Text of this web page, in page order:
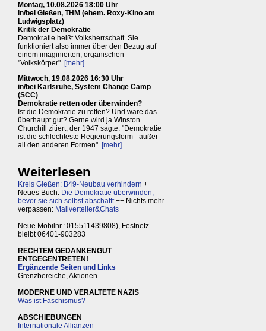
Montag, 10.08.2026 18:00 Uhr
in/bei Gießen, THM (ehem. Roxy-Kino am
Ludwigsplatz)
Kritik der Demokratie
Demokratie heißt Volksherrschaft. Sie
funktioniert also immer über den Bezug auf
einem imaginierten, organischen
"Volkskörper". [mehr]
Mittwoch, 19.08.2026 16:30 Uhr
in/bei Karlsruhe, System Change Camp
(SCC)
Demokratie retten oder überwinden?
Ist die Demokratie zu retten? Und wäre das
überhaupt gut? Gerne wird ja Winston
Churchill zitiert, der 1947 sagte: "Demokratie
ist die schlechteste Regierungsform - außer
all den anderen Formen". [mehr]
Weiterlesen
Kreis Gießen: B49-Neubau verhindern ++
Neues Buch: Die Demokratie überwinden,
bevor sie sich selbst abschafft++ Nichts mehr
verpassen: Mailverteiler&Chats
Neue Mobilnr.: 015511439808), Festnetz
bleibt 06401-903283
RECHTEM GEDANKENGUT
ENTGEGENTRETEN!
Ergänzende Seiten und Links
Grenzbereiche, Aktionen
MODERNE UND VERALTETE NAZIS
Was ist Faschismus?
ABSCHIEBUNGEN
Internationale Allianzen